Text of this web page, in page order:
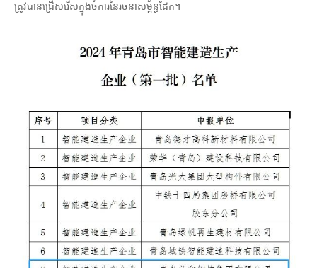
ត្រូវបានជ្រើសរើសក្នុងចំការនៃរចនាសម្ព័ន្ធដែក។